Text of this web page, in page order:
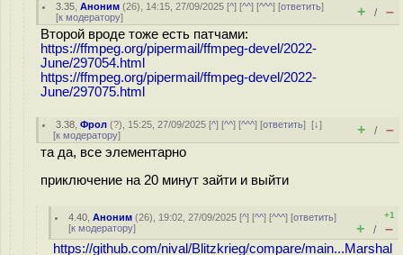
3.35 ,Аноним (26), 14:15, 27/09/2025 [^] [^^] [^^^] [ответить]
[к модератору] + / –
Второй вроде тоже есть патчами:
https://ffmpeg.org/pipermail/ffmpeg-devel/2022-
June/297054.html
https://ffmpeg.org/pipermail/ffmpeg-devel/2022-
June/297075.html
3.38 ,Фрол (?), 15:25, 27/09/2025 [^] [^^] [^^^] [ответить][↓]
[к модератору] + / –
та да, все элементарно
приключение на 20 минут зайти и выйти
4.40 ,Аноним (26), 19:02, 27/09/2025 [^] [^^] [^^^] [ответить]
[к модератору]
+1
+ / –
https://github.com/nival/Blitzkrieg/compare/main...Marshal